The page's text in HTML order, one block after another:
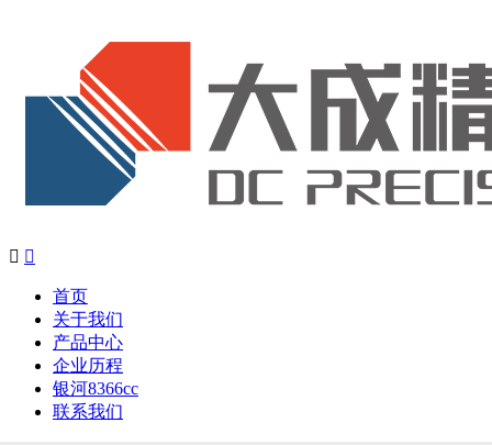
 
首页
关于我们
产品中心
企业历程
银河8366cc
联系我们